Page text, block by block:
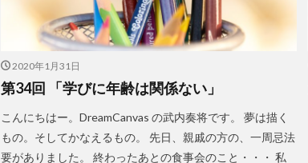
2020年1月31日
第34回 「学びに年齢は関係ない」
こんにちはー。DreamCanvas の武内奏将です。 夢は描く
もの。そしてかなえるもの。 先日、親戚の方の、一周忌法
要がありました。 終わったあとの食事会のこと・・・ 私